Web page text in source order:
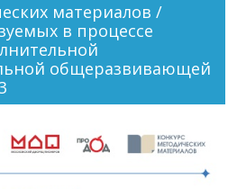
материалов /
в процессе
общеразвивающей